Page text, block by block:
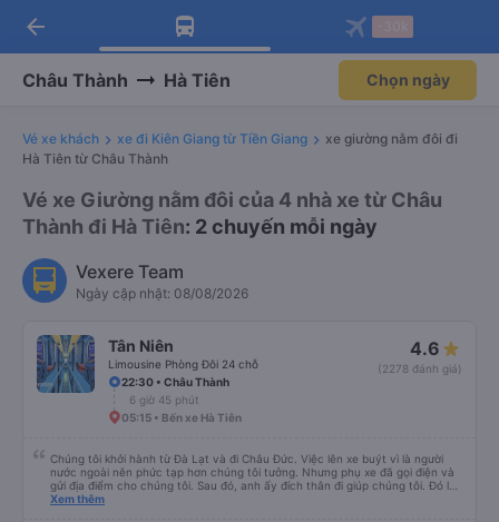
Tải app Vexere ngay!
Nhận ưu đãi thành viên độc
Mở app
Tải app Vexere
-30k/ghế khi đặt vé máy bay qua
Mở app
arrow_back
Châu Thành Hà Tiên Chọn ngày
Vé xe khách xe đi Kiên Giang từ Tiền Giang
xe giường nằm đôi đi
Hà Tiên từ Châu Thành
Vé xe Giường nằm đôi của 4 nhà xe từ Châu
Thành đi Hà Tiên: 2 chuyến mỗi ngày
Vexere Team
Ngày cập nhật: 08/08/2026
Tân Niên
Limousine Phòng Đôi 24 chỗ
4.6
(2278 đánh giá)
22:30 • Châu Thành
6 giờ 45 phút
05:15 • Bến xe Hà Tiên
Chúng tôi khởi hành từ Đà Lạt và đi Châu Đức. Việc lên xe buýt vì là người
nước ngoài nên phức tạp hơn chúng tôi tưởng. Nhưng phụ xe đã gọi điện và
gửi địa điểm cho chúng tôi. Sau đó, anh ấy đích thân đi giúp chúng tôi. Đó là
lần đầu tiên đi xe giường nằm với hai đứa trẻ nhỏ khá thú vị. Chúng tôi không
Xem thêm